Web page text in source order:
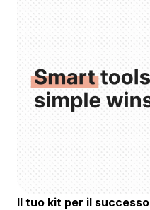
Il tuo kit per il successo